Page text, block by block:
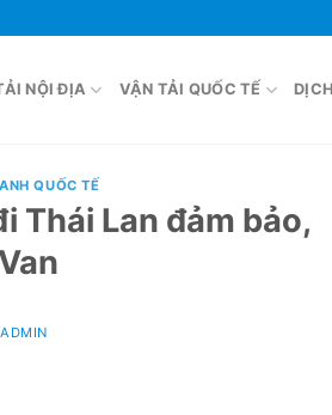
NỘI ĐỊA VẬN TẢI QUỐC TẾ
QUỐC TẾ
Thái Lan đảm bảo,
ADMIN